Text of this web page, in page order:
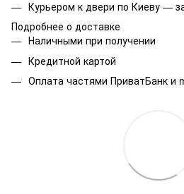
Курьером к двери по Киеву —
Подробнее о доставке
Наличными при получении
Кредитной картой
Оплата частями ПриватБанк и